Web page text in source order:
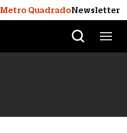
Metro QuadradoNewsletter